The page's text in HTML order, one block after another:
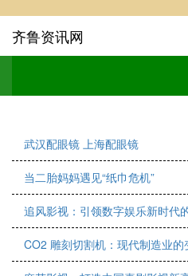
齐鲁资讯网
武汉配眼镜 上海配眼镜
当二胎妈妈遇见“纸巾危机”
追风影视：引领数字娱乐新时代
CO2 雕刻切割机：现代制造业的